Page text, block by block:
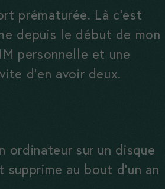
prématurée. Là c’est
depuis le début de mon
personnelle et une
d’en avoir deux.
ordinateur sur un disque
au bout d’un an